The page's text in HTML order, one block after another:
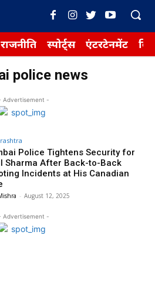
राजनीति स्पोर्ट्स एंटरटेनमेंट
police news
Advertisement -
Police Tightens Security for
Sharma After Back-to-Back
Incidents at His Canadian
- August 12, 2025
Advertisement -